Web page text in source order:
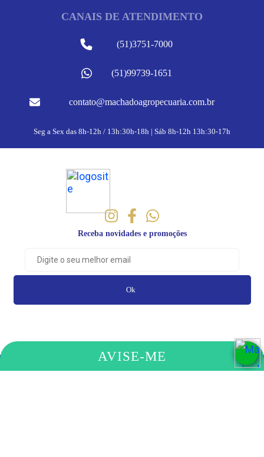
AVISE-ME
CANAIS DE ATENDIMENTO
(51)3751-7000
(51)99739-1651
contato@machadoagropecuaria.com.br
Seg a Sex das 8h-12h / 13h:30h-18h | Sáb 8h-12h 13h:30-17h
Receba novidades e promoções
Ok